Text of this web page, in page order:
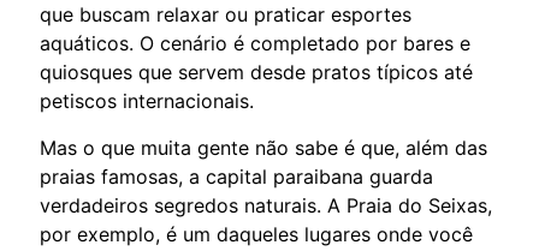
que buscam relaxar ou praticar esportes
aquáticos. O cenário é completado por bares e
quiosques que servem desde pratos típicos até
petiscos internacionais.
Mas o que muita gente não sabe é que, além das
praias famosas, a capital paraibana guarda
verdadeiros segredos naturais. A Praia do Seixas,
por exemplo, é um daqueles lugares onde você